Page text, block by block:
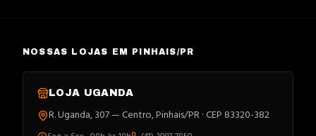
NOSSAS LOJAS EM PINHAIS/PR
LOJA UGANDA
R. Uganda, 307 — Centro, Pinhais/PR · CEP 83320-382